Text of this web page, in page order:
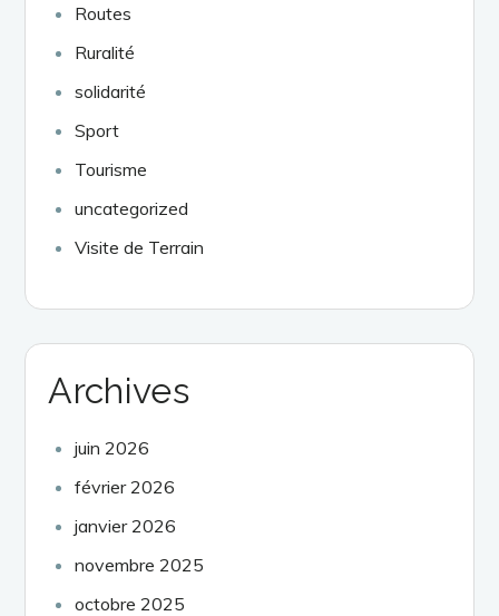
Routes
Ruralité
solidarité
Sport
Tourisme
uncategorized
Visite de Terrain
Archives
juin 2026
février 2026
janvier 2026
novembre 2025
octobre 2025